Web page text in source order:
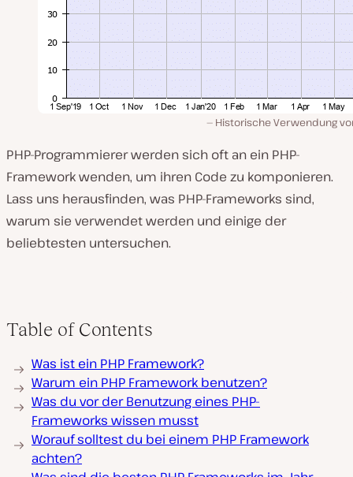
Historische Verwendung
PHP-Programmierer werden sich oft an ein PHP-
Framework wenden, um ihren Code zu komponieren.
Lass uns herausfinden, was PHP-Frameworks sind,
warum sie verwendet werden und einige der
beliebtesten untersuchen.
Table of Contents
Was ist ein PHP Framework?
Warum ein PHP Framework benutzen?
Was du vor der Benutzung eines PHP-
Frameworks wissen musst
Worauf solltest du bei einem PHP Framework
achten?